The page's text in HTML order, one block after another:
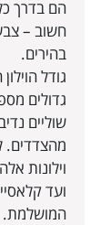
הם בדרך
חשוב –
בהירים.
גודל
גדולים
שוליים
מהצדדים.
וילונות
ועד
המושלמת.